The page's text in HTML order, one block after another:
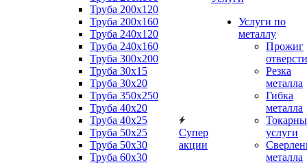
Труба 200x120
Труба 200x160
Труба 240x120
Труба 240x160
Труба 300x200
Труба 30x15
Труба 30x20
Труба 350x250
Труба 40x20
Труба 40x25
Труба 50x25
Труба 50x30
Труба 60x30
Супер
акции
Услуги по
металлу
Прожиг
Резка
металла
Гибка
металла
услуги
металла